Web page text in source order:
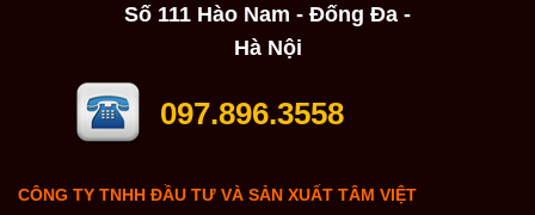
Số 111 Hào Nam - Đống Đa -
Hà Nội
097.896.3558
CÔNG TY TNHH ĐẦU TƯ VÀ SẢN XUẤT TÂM VIỆT